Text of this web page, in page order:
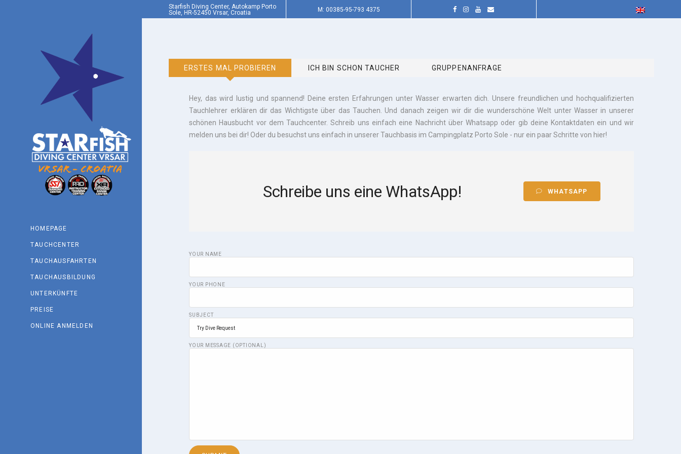
HOMEPAGE
TAUCHCENTER
TAUCHAUSFAHRTEN
TAUCHAUSBILDUNG
UNTERKÜNFTE
PREISE
ONLINE ANMELDEN
Starfish Diving Center, Autokamp Porto
Sole, HR-52450 Vrsar, Croatia
M: 00385-95-793 4375
ERSTES MAL PROBIEREN ICH BIN SCHON TAUCHER GRUPPENANFRAGE
Hey, das wird lustig und spannend! Deine ersten Erfahrungen unter Wasser erwarten dich. Unsere freundlichen und hochqualifizierten
Tauchlehrer erklären dir das Wichtigste über das Tauchen. Und danach zeigen wir dir die wunderschöne Welt unter Wasser in unserer
schönen Hausbucht vor dem Tauchcenter. Schreib uns einfach eine Nachricht über Whatsapp oder gib deine Kontaktdaten ein und wir
melden uns bei dir! Oder du besuchst uns einfach in unserer Tauchbasis im Campingplatz Porto Sole - nur ein paar Schritte von hier!
Schreibe uns eine WhatsApp! WHATSAPP
YOUR NAME
YOUR PHONE
SUBJECT
YOUR MESSAGE (OPTIONAL)